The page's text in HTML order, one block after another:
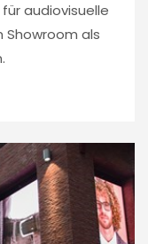
audiovisuelle
als